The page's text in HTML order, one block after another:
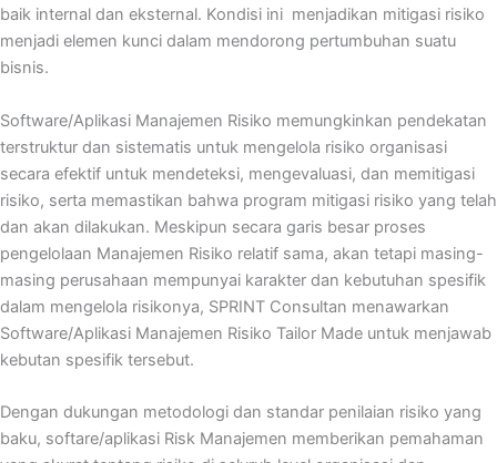
baik internal dan eksternal. Kondisi ini menjadikan mitigasi risiko
menjadi elemen kunci dalam mendorong pertumbuhan suatu
bisnis.
Software/Aplikasi Manajemen Risiko memungkinkan pendekatan
terstruktur dan sistematis untuk mengelola risiko organisasi
secara efektif untuk mendeteksi, mengevaluasi, dan memitigasi
risiko, serta memastikan bahwa program mitigasi risiko yang telah
dan akan dilakukan. Meskipun secara garis besar proses
pengelolaan Manajemen Risiko relatif sama, akan tetapi masing-
masing perusahaan mempunyai karakter dan kebutuhan spesifik
dalam mengelola risikonya, SPRINT Consultan menawarkan
Software/Aplikasi Manajemen Risiko Tailor Made untuk menjawab
kebutan spesifik tersebut.
Dengan dukungan metodologi dan standar penilaian risiko yang
baku, softare/aplikasi Risk Manajemen memberikan pemahaman